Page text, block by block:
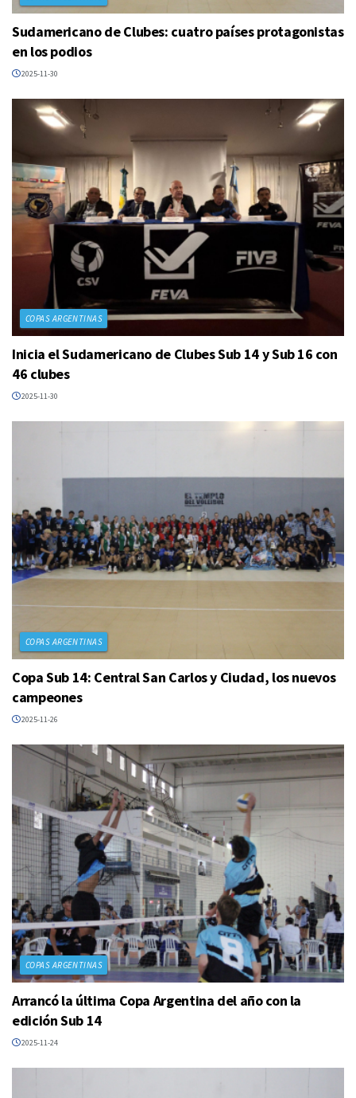
Sudamericano de Clubes: cuatro países protagonistas
en los podios
2025-11-30
COPAS ARGENTINAS
Inicia el Sudamericano de Clubes Sub 14 y Sub 16 con
46 clubes
2025-11-30
COPAS ARGENTINAS
Copa Sub 14: Central San Carlos y Ciudad, los nuevos
campeones
2025-11-26
COPAS ARGENTINAS
Arrancó la última Copa Argentina del año con la
edición Sub 14
2025-11-24